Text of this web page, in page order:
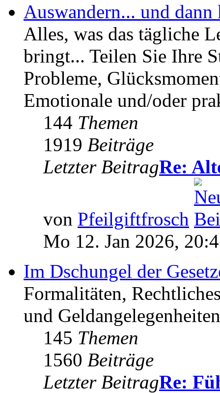
Auswandern... und
Alles, was das tägliche
bringt... Teilen Sie Ihre
Probleme,
Emotionale und/oder
144 Themen
1919 Beiträge
Letzter BeitragRe:
von Pfeilgiftfrosch
Mo 12. Jan 2026,
Im Dschungel der
Formalitäten,
und
145 Themen
1560 Beiträge
Letzter BeitragRe: